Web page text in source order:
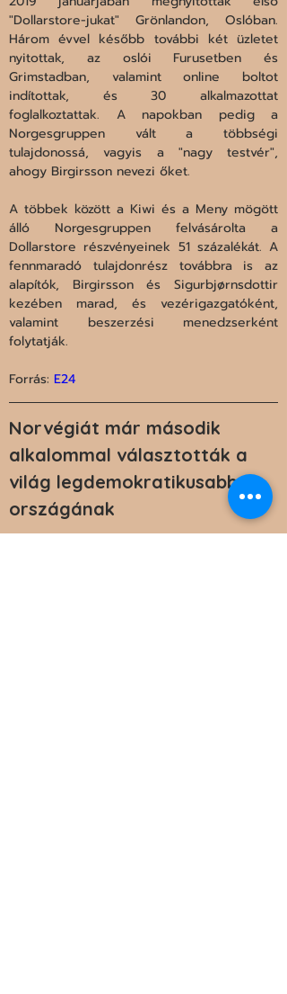
"Dollarstore-jukat" Grönlandon, Oslóban.
Három évvel később további két üzletet
nyitottak, az oslói Furusetben és
Grimstadban, valamint online boltot
indítottak, és 30 alkalmazottat
foglalkoztattak. A napokban pedig a
Norgesgruppen vált a többségi
tulajdonossá, vagyis a "nagy testvér",
ahogy Birgirsson nevezi őket.
A többek között a Kiwi és a Meny mögött
álló Norgesgruppen felvásárolta a
Dollarstore részvényeinek 51 százalékát. A
fennmaradó tulajdonrész továbbra is az
alapítók, Birgirsson és Sigurbjørnsdottir
kezében marad, és vezérigazgatóként,
valamint beszerzési menedzserként
folytatják.
Forrás: E24
Norvégiát már második
alkalommal választották a
világ legdemokratikusabb
országának